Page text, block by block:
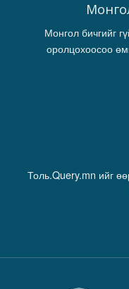
Монгол бичгийг
оролцохоосоо
Толь.Query.mn ийг